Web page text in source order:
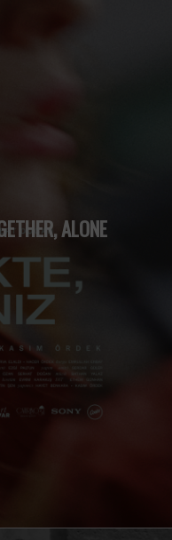
ALONE